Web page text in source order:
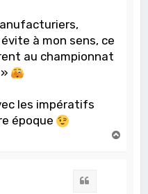
à mon sens, ce
au championnat
»
les impératifs
époque